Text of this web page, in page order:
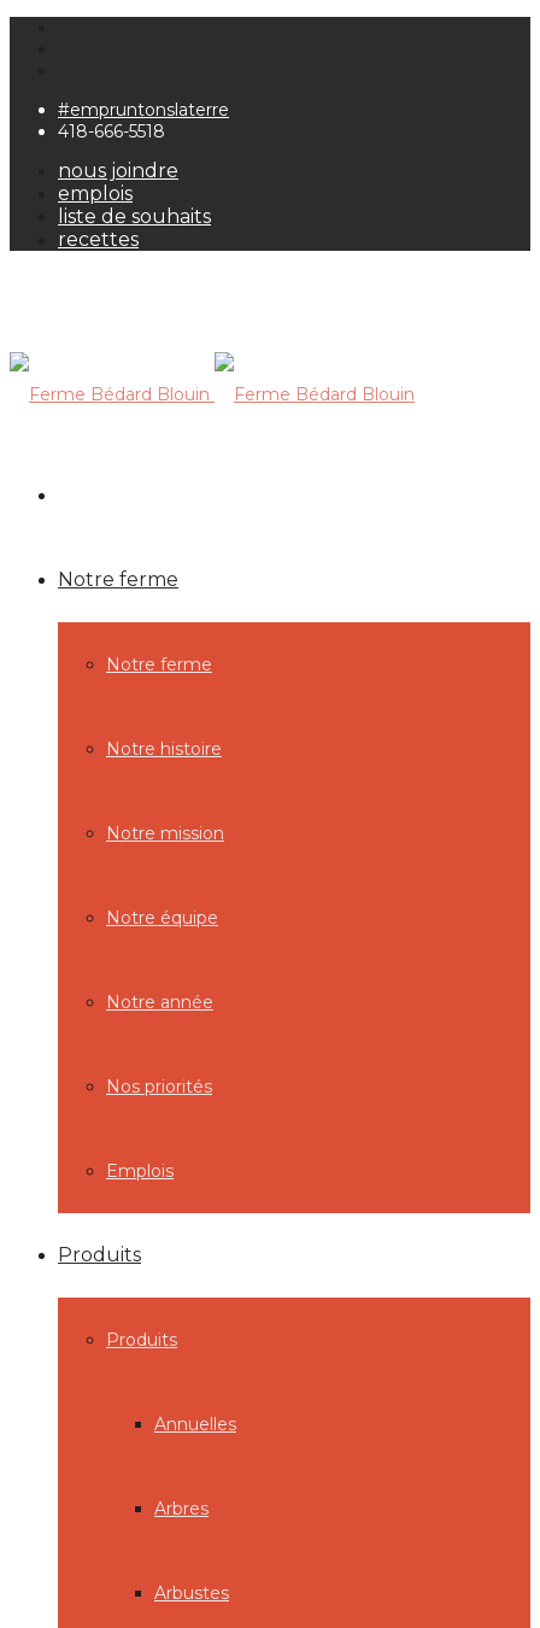
#empruntonslaterre
418-666-5518
nous joindre
emplois
liste de souhaits
recettes
Notre ferme
Notre ferme
Notre histoire
Notre mission
Notre équipe
Notre année
Nos priorités
Emplois
Produits
Produits
Annuelles
Arbres
Arbustes